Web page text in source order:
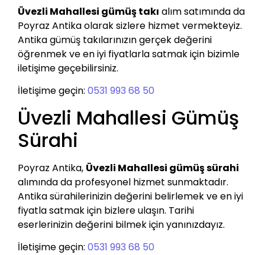
Üvezli Mahallesi gümüş takı alım satımında da
Poyraz Antika olarak sizlere hizmet vermekteyiz.
Antika gümüş takılarınızın gerçek değerini
öğrenmek ve en iyi fiyatlarla satmak için bizimle
iletişime geçebilirsiniz.
İletişime geçin: 0531 993 68 50
Üvezli Mahallesi Gümüş
Sürahi
Poyraz Antika, Üvezli Mahallesi gümüş sürahi
alımında da profesyonel hizmet sunmaktadır.
Antika sürahilerinizin değerini belirlemek ve en iyi
fiyatla satmak için bizlere ulaşın. Tarihi
eserlerinizin değerini bilmek için yanınızdayız.
İletişime geçin: 0531 993 68 50